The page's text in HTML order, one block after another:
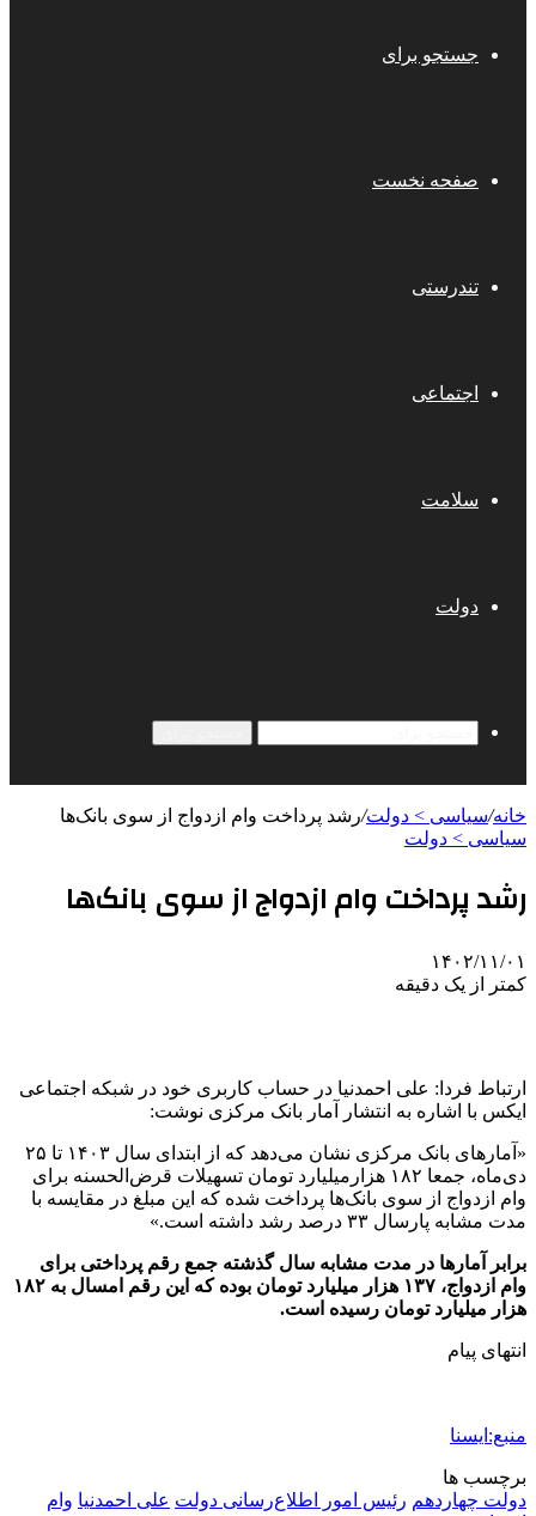
جستجو برای
صفحه نخست
تندرستی
اجتماعی
سلامت
دولت
خانه/سیاسی > دولت/رشد پرداخت وام ازدواج از سوی بانک‌ها
سیاسی > دولت
رشد پرداخت وام ازدواج از سوی بانک‌ها
۱۴۰۲/۱۱/۰۱
کمتر از یک دقیقه
ارتباط فردا: علی احمدنیا در حساب کاربری خود در شبکه اجتماعی
ایکس با اشاره به انتشار آمار بانک مرکزی نوشت:
«آمارهای بانک مرکزی نشان می‌دهد که از ابتدای سال ۱۴۰۳ تا ۲۵
دی‌ماه، جمعا ۱۸۲ هزارمیلیارد تومان تسهیلات قرض‌الحسنه برای
‎وام ازدواج از سوی بانک‌ها پرداخت شده که این مبلغ در مقایسه با
مدت مشابه پارسال ۳۳ درصد رشد داشته است.»
برابر آمارها در مدت مشابه سال گذشته جمع رقم پرداختی برای
وام ازدواج، ۱۳۷ هزار میلیارد تومان بوده که این رقم امسال به ۱۸۲
هزار میلیارد تومان رسیده است.
انتهای پیام
منبع:ایسنا
برچسب ها
دولت چهاردهم رئیس امور اطلاع‌رسانی دولت علی احمدنیا وام